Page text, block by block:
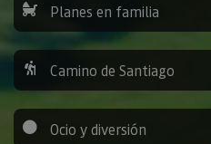
Planes en familia
Camino de Santiago
Ocio y diversión